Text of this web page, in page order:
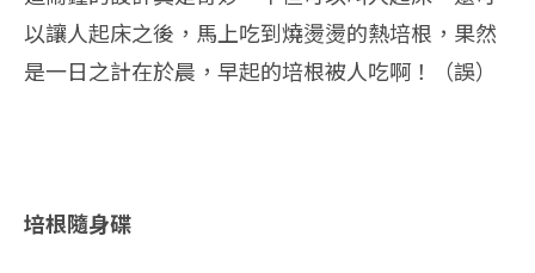
以讓人起床之後，馬上吃到燒燙燙的熱培根，果然
是一日之計在於晨，早起的培根被人吃啊！（誤）
培根隨身碟